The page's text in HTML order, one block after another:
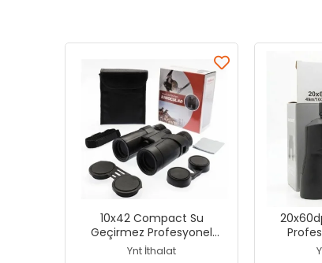
10x42 Compact Su
Geçirmez Profesyonel
Dürbün
Ynt İthalat